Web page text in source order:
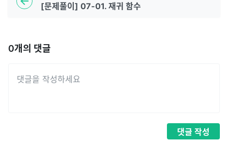
[문제풀이] 07-01. 재귀 함수
0개의 댓글
댓글 작성